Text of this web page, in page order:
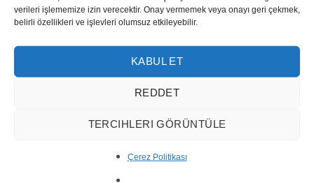
verileri işlememize izin verecektir. Onay vermemek veya onayı geri çekmek,
belirli özellikleri ve işlevleri olumsuz etkileyebilir.
KABUL ET
REDDET
TERCIHLERI GÖRÜNTÜLE
Çerez Politikası
Luna 10001